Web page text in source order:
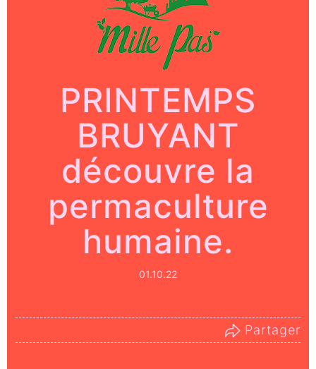
PRINTEMPS
BRUYANT
découvre la
permaculture
humaine.
01.10.22
Partager